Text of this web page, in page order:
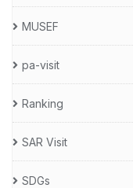
MUSEF
pa-visit
Ranking
SAR Visit
SDGs